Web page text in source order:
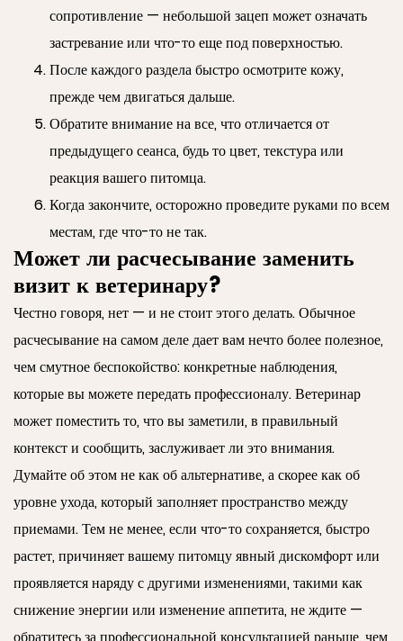
сопротивление — небольшой зацеп может означать
застревание или что-то еще под поверхностью.
После каждого раздела быстро осмотрите кожу,
прежде чем двигаться дальше.
Обратите внимание на все, что отличается от
предыдущего сеанса, будь то цвет, текстура или
реакция вашего питомца.
Когда закончите, осторожно проведите руками по всем
местам, где что-то не так.
Может ли расчесывание заменить
визит к ветеринару?
Честно говоря, нет — и не стоит этого делать. Обычное
расчесывание на самом деле дает вам нечто более полезное,
чем смутное беспокойство: конкретные наблюдения,
которые вы можете передать профессионалу. Ветеринар
может поместить то, что вы заметили, в правильный
контекст и сообщить, заслуживает ли это внимания.
Думайте об этом не как об альтернативе, а скорее как об
уровне ухода, который заполняет пространство между
приемами. Тем не менее, если что-то сохраняется, быстро
растет, причиняет вашему питомцу явный дискомфорт или
проявляется наряду с другими изменениями, такими как
снижение энергии или изменение аппетита, не ждите —